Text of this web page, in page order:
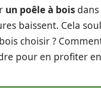
un poêle à bois dans
baissent. Cela
choisir ?
pour en profiter